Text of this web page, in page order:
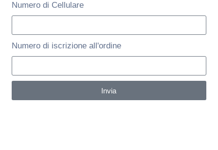
Numero di Cellulare
Numero di iscrizione all'ordine
Invia